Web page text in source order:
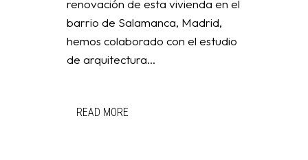
renovación de esta vivienda en el
barrio de Salamanca, Madrid,
hemos colaborado con el estudio
de arquitectura...
READ MORE